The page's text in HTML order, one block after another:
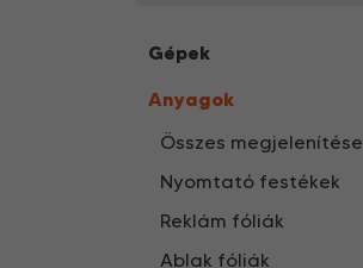
Gépek
Anyagok
Összes megjelenítése
Nyomtató festékek
Reklám fóliák
Ablak fóliák